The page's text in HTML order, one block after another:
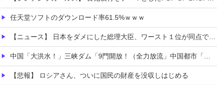
任天堂ソフトのダウンロード率61.5%ｗｗｗ
【ニュース】 日本をダメにした総理大臣、ワースト１位が同点でこの人ｗｗｗｗｗｗ
中国「大洪水！」三峡ダム「9門開放！（全力放流」中国都市「三峡沿線の道路水没」中国政府「高速道路封鎖！」中国ダム「緊急放流に合わせて開門（土砂崩れ発生」→
【悲報】 ロシアさん、ついに国民の財産を没収しはじめる